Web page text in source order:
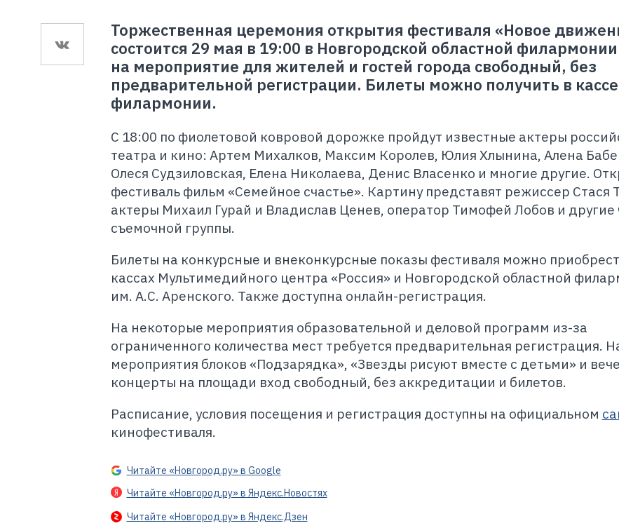
Торжественная церемония открытия фестиваля «Новое
состоится 29 мая в 19:00 в Новгородской областной
на мероприятие для жителей и гостей города свободный, без
предварительной регистрации. Билеты можно получить в кассе
филармонии.
С 18:00 по фиолетовой ковровой дорожке пройдут известные актеры
театра и кино: Артем Михалков, Максим Королев, Юлия Хлынина, Алена
Олеся Судзиловская, Елена Николаева, Денис Власенко и многие другие.
фестиваль фильм «Семейное счастье». Картину представят режиссер Стася
актеры Михаил Гурай и Владислав Ценев, оператор Тимофей Лобов и другие
съемочной группы.
Билеты на конкурсные и внеконкурсные показы фестиваля можно
кассах Мультимедийного центра «Россия» и Новгородской областной
им. А.С. Аренского. Также доступна онлайн-регистрация.
На некоторые мероприятия образовательной и деловой программ из-за
ограниченного количества мест требуется предварительная регистрация.
мероприятия блоков «Подзарядка», «Звезды рисуют вместе с детьми» и
концерты на площади вход свободный, без аккредитации и билетов.
Расписание, условия посещения и регистрация доступны на официальном
кинофестиваля.
Читайте «Новгород.ру» в Google
Читайте «Новгород.ру» в Яндекс.Новостях
Читайте «Новгород.ру» в Яндекс.Дзен